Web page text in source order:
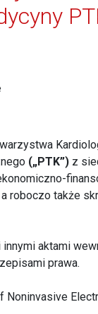
(„PTK”) z
roboczo także
aktami
prawa.